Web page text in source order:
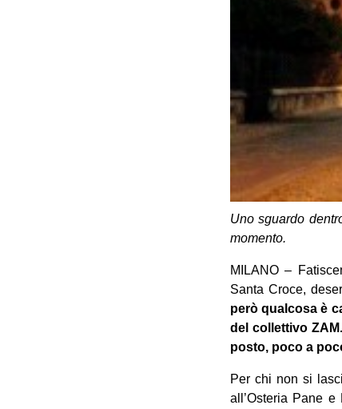
Uno sguardo
momento.
MILANO –
Santa Croce,
però qualcosa è
del collettivo
posto, poco a
Per chi non si
all’Osteria Pane